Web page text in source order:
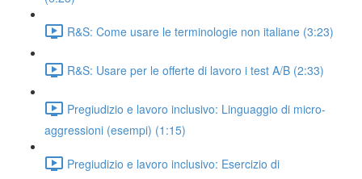
R&S: Come usare le terminologie non italiane (3:23)
R&S: Usare per le offerte di lavoro i test A/B (2:33)
Pregiudizio e lavoro inclusivo: Linguaggio di micro-
aggressioni (esempi) (1:15)
Pregiudizio e lavoro inclusivo: Esercizio di